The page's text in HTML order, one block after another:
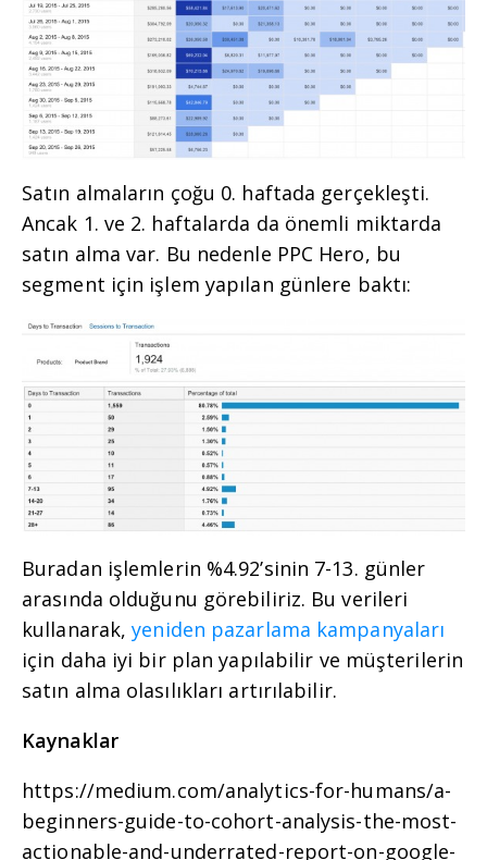
Satın almaların çoğu 0. haftada gerçekleşti.
Ancak 1. ve 2. haftalarda da önemli miktarda
satın alma var. Bu nedenle PPC Hero, bu
segment için işlem yapılan günlere baktı:
Buradan işlemlerin %4.92’sinin 7-13. günler
arasında olduğunu görebiliriz. Bu verileri
kullanarak,yeniden pazarlama kampanyaları
için daha iyi bir plan yapılabilir ve müşterilerin
satın alma olasılıkları artırılabilir.
Kaynaklar
https://medium.com/analytics-for-humans/a-
beginners-guide-to-cohort-analysis-the-most-
actionable-and-underrated-report-on-google-